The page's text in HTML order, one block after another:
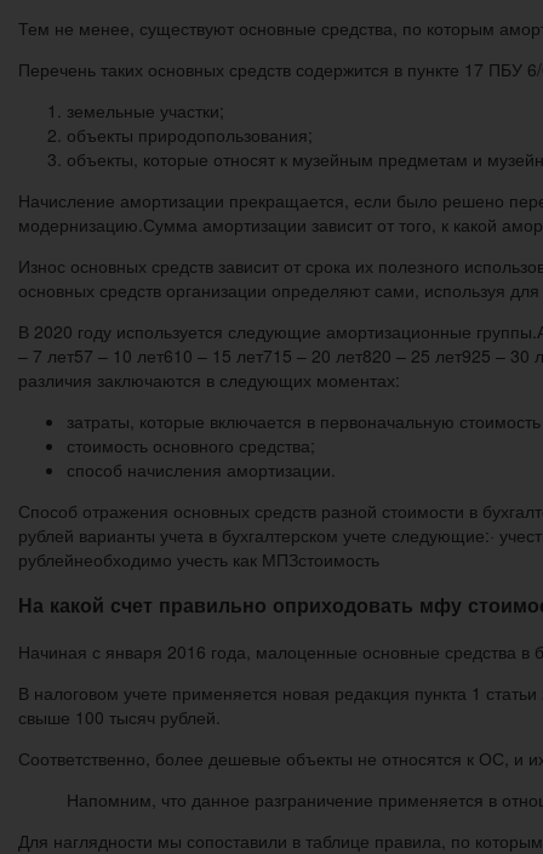
Тем не менее, существуют основные средства, по которым
Перечень таких основных средств содержится в пункте 17 ПБУ
земельные участки;
объекты природопользования;
объекты, которые относят к музейным предметам и
Начисление амортизации прекращается, если было решено
модернизацию.Сумма амортизации зависит от того, к какой
Износ основных средств зависит от срока их полезного
основных средств организации определяют сами, используя для
В 2020 году используется следующие амортизационные
– 7 лет57 – 10 лет610 – 15 лет715 – 20 лет820 – 25 лет925 – 30
различия заключаются в следующих моментах:
затраты, которые включается в первоначальную
стоимость основного средства;
способ начисления амортизации.
Способ отражения основных средств разной стоимости в
рублей варианты учета в бухгалтерском учете следующие:·
рублейнеобходимо учесть как МПЗстоимость
На какой счет правильно оприходовать мфу
Начиная с января 2016 года, малоценные основные средства в
В налоговом учете применяется новая редакция пункта 1
свыше 100 тысяч рублей.
Соответственно, более дешевые объекты не относятся к ОС, и
Напомним, что данное разграничение применяется в
Для наглядности мы сопоставили в таблице правила, по